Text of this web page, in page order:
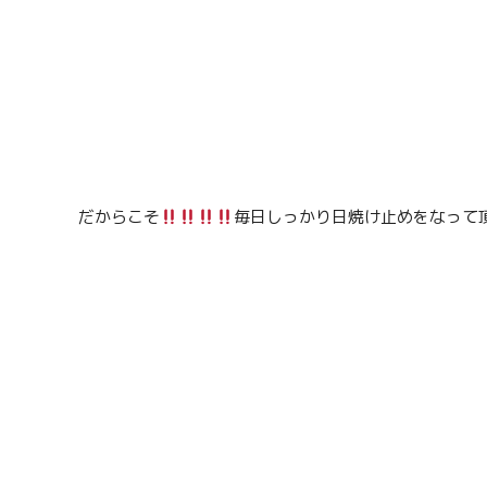
だからこそ 毎日しっかり日焼け止めをなって